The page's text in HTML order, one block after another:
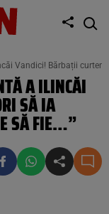
Vandici! Bărbații
A ILINCĂI
SĂ IA
SĂ FIE…”